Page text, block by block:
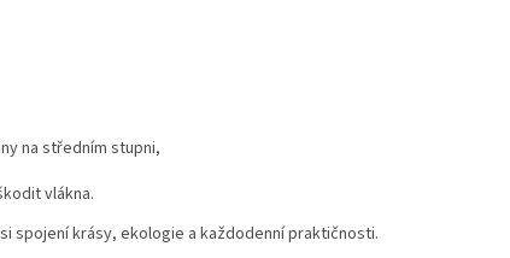
v
na středním stupni,
vlákna.
spojení krásy, ekologie a každodenní praktičnosti.